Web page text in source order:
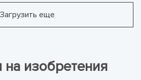
Загрузить еще
на изобретения